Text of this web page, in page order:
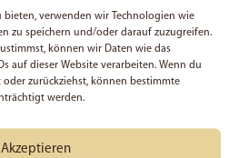
bieten, verwenden wir Technologien wie
zu speichern und/oder darauf zuzugreifen.
können wir Daten wie das
auf dieser Website verarbeiten. Wenn du
zurückziehst, können bestimmte
werden.
Akzeptieren